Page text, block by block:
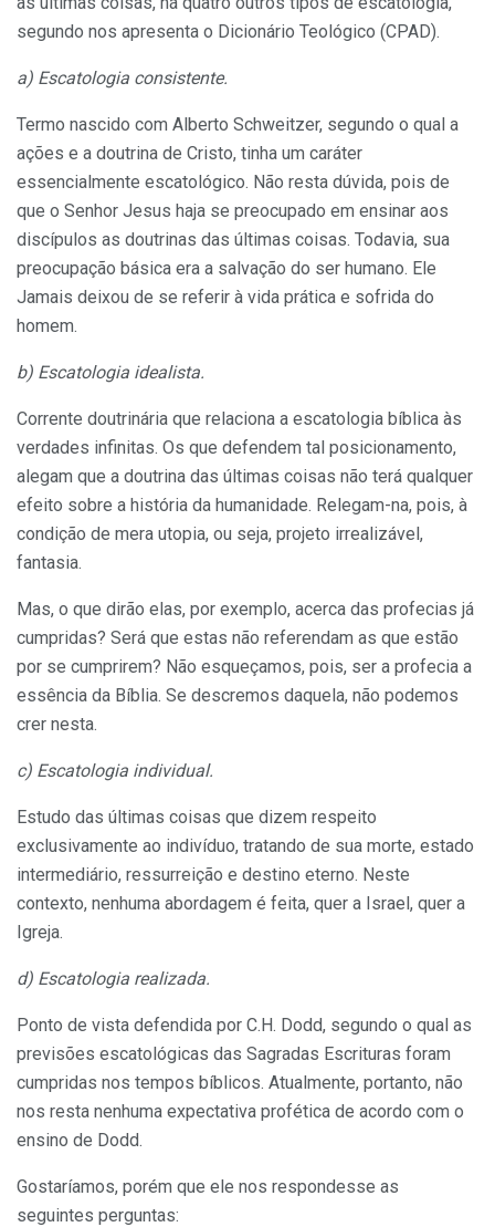
segundo nos apresenta o Dicionário Teológico (CPAD).
a) Escatologia consistente.
Termo nascido com Alberto Schweitzer, segundo o qual a
ações e a doutrina de Cristo, tinha um caráter
essencialmente escatológico. Não resta dúvida, pois de
que o Senhor Jesus haja se preocupado em ensinar aos
discípulos as doutrinas das últimas coisas. Todavia, sua
preocupação básica era a salvação do ser humano. Ele
Jamais deixou de se referir à vida prática e sofrida do
homem.
b) Escatologia idealista.
Corrente doutrinária que relaciona a escatologia bíblica às
verdades infinitas. Os que defendem tal posicionamento,
alegam que a doutrina das últimas coisas não terá qualquer
efeito sobre a história da humanidade. Relegam-na, pois, à
condição de mera utopia, ou seja, projeto irrealizável,
fantasia.
Mas, o que dirão elas, por exemplo, acerca das profecias já
cumpridas? Será que estas não referendam as que estão
por se cumprirem? Não esqueçamos, pois, ser a profecia a
essência da Bíblia. Se descremos daquela, não podemos
crer nesta.
c) Escatologia individual.
Estudo das últimas coisas que dizem respeito
exclusivamente ao indivíduo, tratando de sua morte, estado
intermediário, ressurreição e destino eterno. Neste
contexto, nenhuma abordagem é feita, quer a Israel, quer a
Igreja.
d) Escatologia realizada.
Ponto de vista defendida por C.H. Dodd, segundo o qual as
previsões escatológicas das Sagradas Escrituras foram
cumpridas nos tempos bíblicos. Atualmente, portanto, não
nos resta nenhuma expectativa profética de acordo com o
ensino de Dodd.
Gostaríamos, porém que ele nos respondesse as
seguintes perguntas: